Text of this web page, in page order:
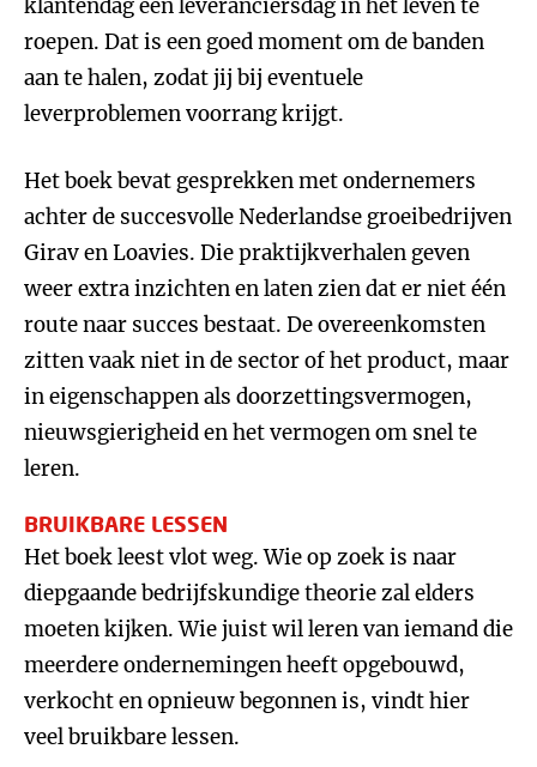
klantendag een leveranciersdag in het leven te
roepen. Dat is een goed moment om de banden
aan te halen, zodat jij bij eventuele
leverproblemen voorrang krijgt.
Het boek bevat gesprekken met ondernemers
achter de succesvolle Nederlandse groeibedrijven
Girav en Loavies. Die praktijkverhalen geven
weer extra inzichten en laten zien dat er niet één
route naar succes bestaat. De overeenkomsten
zitten vaak niet in de sector of het product, maar
in eigenschappen als doorzettingsvermogen,
nieuwsgierigheid en het vermogen om snel te
leren.
BRUIKBARE LESSEN
Het boek leest vlot weg. Wie op zoek is naar
diepgaande bedrijfskundige theorie zal elders
moeten kijken. Wie juist wil leren van iemand die
meerdere ondernemingen heeft opgebouwd,
verkocht en opnieuw begonnen is, vindt hier
veel bruikbare lessen.